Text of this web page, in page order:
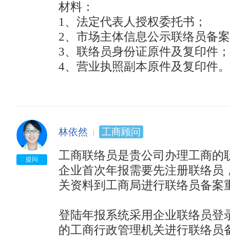
材料：
1、法定代表人授权委托书；
2、市场主体信息公示联络员备
3、联络员身份证原件及复印件；
4、营业执照副本原件及复印件。
提问
林依然 工商顾问
工商联络员是贵公司办理工商的
企业首次年报需要先注册联络
关资料到工商局进行联络员备案
登陆年报系统采用企业联络员
的工商行政管理机关进行联络